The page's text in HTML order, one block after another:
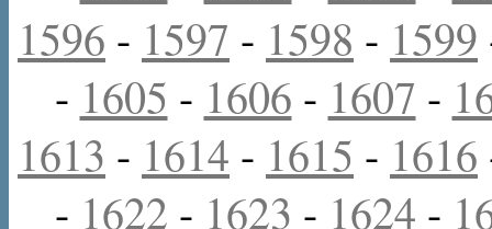
1596 - 1597 - 1598 - 1599
- 1605 - 1606 - 1607 -
1613 - 1614 - 1615 - 1616
- 1622 - 1623 - 1624 -